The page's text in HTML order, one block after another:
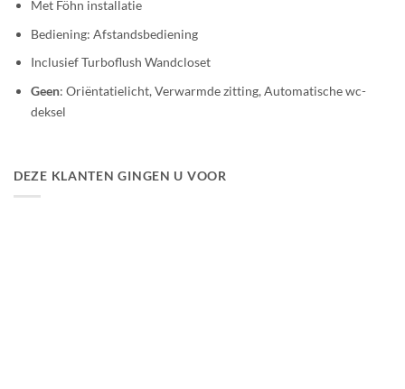
Met Föhn installatie
Bediening: Afstandsbediening
Inclusief Turboflush Wandcloset
Geen: Oriëntatielicht, Verwarmde zitting, Automatische wc-
deksel
DEZE KLANTEN GINGEN U VOOR